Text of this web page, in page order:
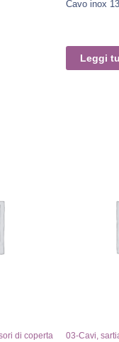
Cavo inox
Leggi
di coperta 03-Cavi,